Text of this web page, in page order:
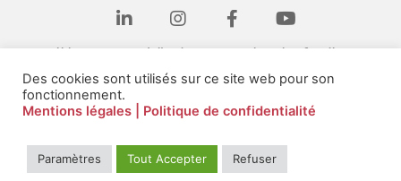
Il bat en nous à l'unisson, pour les plus fragiles
Le cœur des entreprises © 2026
Des cookies sont utilisés sur ce site web pour son
fonctionnement.
Mentions légales
| Politique de confidentialité
Paramètres Tout Accepter Refuser